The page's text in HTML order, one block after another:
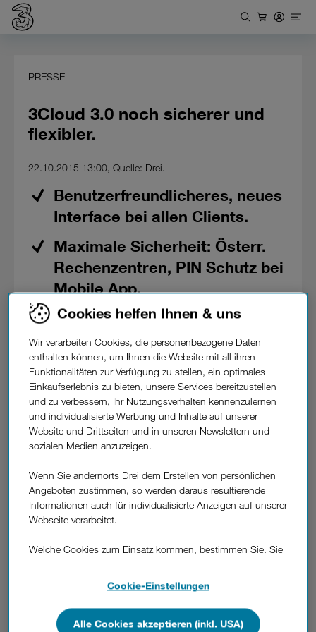
PRESSE
3Cloud 3.0 noch sicherer und
flexibler.
22.10.2015 13:00, Quelle: Drei.
Benutzerfreundlicheres, neues
Interface bei allen Clients.
Maximale Sicherheit: Österr.
Rechenzentren, PIN Schutz bei
Mobile App.
5 bis 100 GB ab 1€/ Monat.
Nur bei Drei: Datenverbrauch
inkludiert.
Die 3Cloud präsentiert sich mit einem moderneren Interface
bei allen Clients (via Internet und kostenlose iOS und
Android Apps) und neuen, benutzerfreundlichen
Funktionen. So bietet die 3Cloud 3.0 ab jetzt auch APIs
Daten z.B. direkt über ihre Systeme zugreifen können.
Gleichzeitig verfügt das 3Cloud-Webportal über praktische
Ergänzungen wie unbegrenzte Upload-Konten und
vereinfachte administrative Tätigkeiten (z.B. bei Freigabe oder
automatische Hochladen von Handybildern via Mobile App
Noch mehr Sicherheit.
Cookies helfen Ihnen & uns
Wir verarbeiten Cookies, die personenbezogene Daten
enthalten können, um Ihnen die Website mit all ihren
Funktionalitäten zur Verfügung zu stellen, ein optimales
Einkaufserlebnis zu bieten, unsere Services bereitzustellen
und zu verbessern, Ihr Nutzungsverhalten kennenzulernen
und individualisierte Werbung und Inhalte auf unserer
Website und Drittseiten und in unseren Newslettern und
sozialen Medien anzuzeigen.
Wenn Sie andernorts Drei dem Erstellen von persönlichen
Angeboten zustimmen, so werden daraus resultierende
Informationen auch für individualisierte Anzeigen auf unserer
Webseite verarbeitet.
Welche Cookies zum Einsatz kommen, bestimmen Sie. Sie
Details und alle Optionen finden Sie unter „Cookie-
Wenn Sie allen Cookies zustimmen, werden auch Cookies
Cookie-Einstellungen
Alle Cookies akzeptieren (inkl. USA)